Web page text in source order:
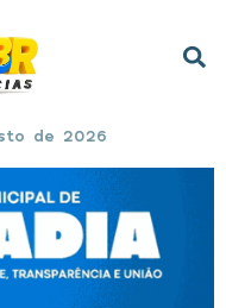
de 2026